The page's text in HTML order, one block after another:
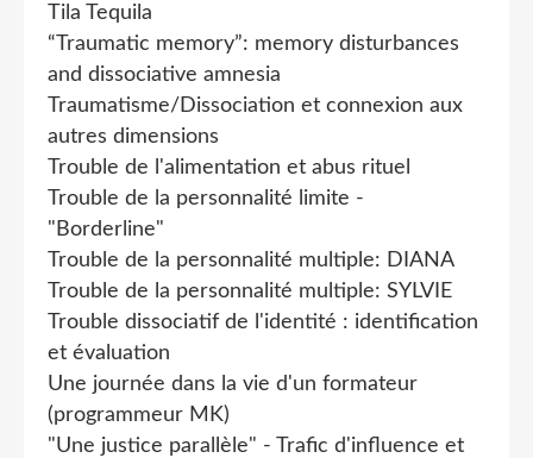
Tila Tequila
“Traumatic memory”: memory disturbances
and dissociative amnesia
Traumatisme/Dissociation et connexion aux
autres dimensions
Trouble de l'alimentation et abus rituel
Trouble de la personnalité limite -
"Borderline"
Trouble de la personnalité multiple: DIANA
Trouble de la personnalité multiple: SYLVIE
Trouble dissociatif de l'identité : identification
et évaluation
Une journée dans la vie d'un formateur
(programmeur MK)
"Une justice parallèle" - Trafic d'influence et